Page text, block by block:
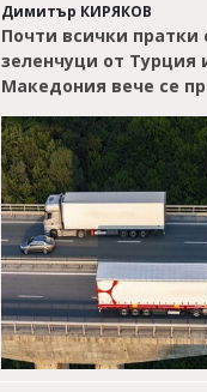
Димитър КИРЯКОВ
Почти всички пратки
зеленчуци от Турция
Македония вече се